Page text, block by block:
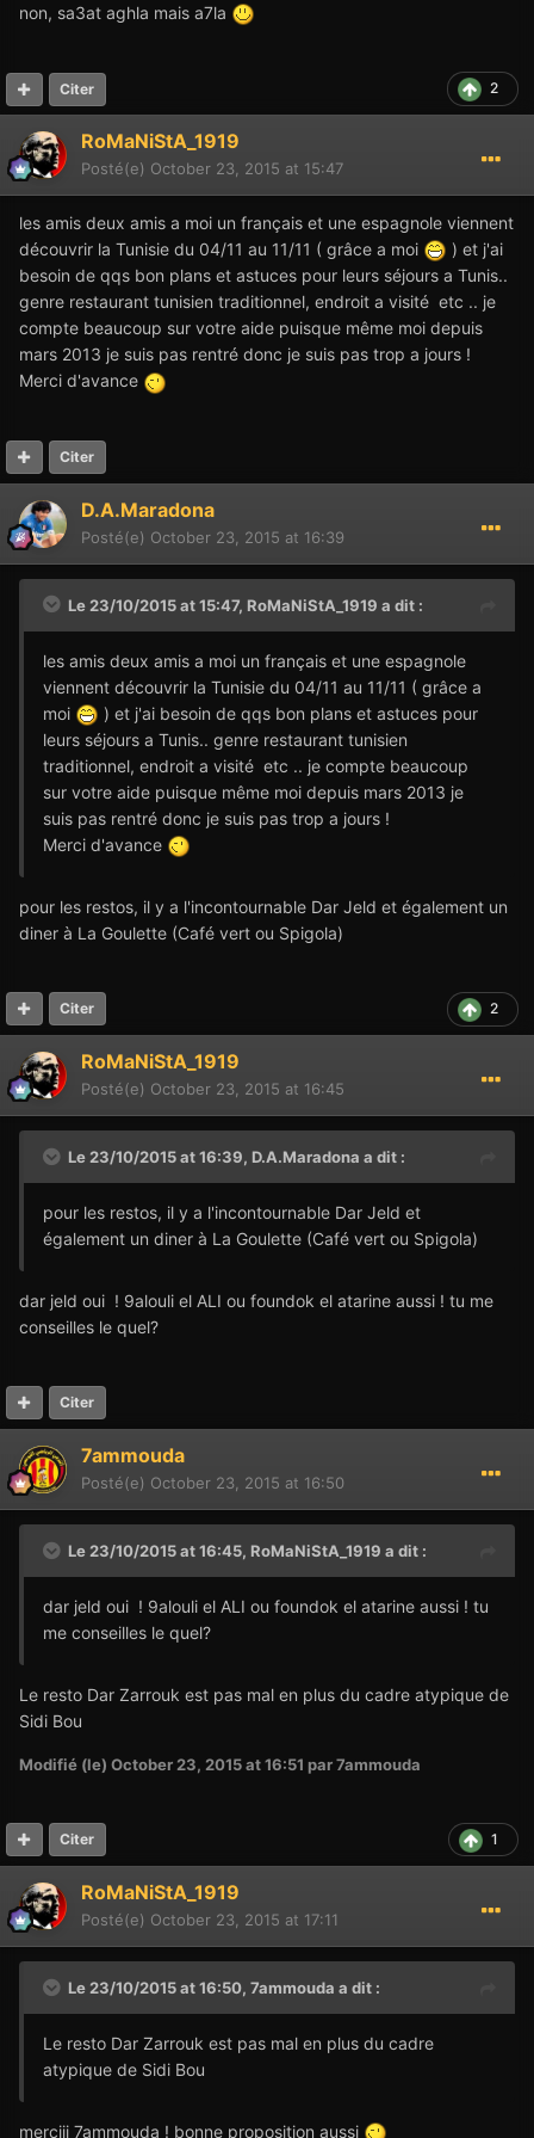
non, sa3at aghla mais a7la
2
Citer
RoMaNiStA_1919
Posté(e) October 23, 2015 at 15:47
les amis deux amis a moi un français et une espagnole viennent
découvrir la Tunisie du 04/11 au 11/11 ( grâce a moi
) et j'ai
besoin de qqs bon plans et astuces pour leurs séjours a Tunis..
genre restaurant tunisien traditionnel, endroit a visité etc .. je
compte beaucoup sur votre aide puisque même moi depuis
mars 2013 je suis pas rentré donc je suis pas trop a jours !
Merci d'avance
Citer
D.A.Maradona
Posté(e) October 23, 2015 at 16:39
Le 23/10/2015 at 15:47, RoMaNiStA_1919 a dit :
les amis deux amis a moi un français et une espagnole
viennent découvrir la Tunisie du 04/11 au 11/11 ( grâce a
moi
) et j'ai besoin de qqs bon plans et astuces pour
leurs séjours a Tunis.. genre restaurant tunisien
traditionnel, endroit a visité etc .. je compte beaucoup
sur votre aide puisque même moi depuis mars 2013 je
suis pas rentré donc je suis pas trop a jours !
Merci d'avance
pour les restos, il y a l'incontournable Dar Jeld et également un
diner à La Goulette (Café vert ou Spigola)
2
Citer
RoMaNiStA_1919
Posté(e) October 23, 2015 at 16:45
Le 23/10/2015 at 16:39, D.A.Maradona a dit :
pour les restos, il y a l'incontournable Dar Jeld et
également un diner à La Goulette (Café vert ou Spigola)
dar jeld oui ! 9alouli el ALI ou foundok el atarine aussi ! tu me
conseilles le quel?
Citer
7ammouda
Posté(e) October 23, 2015 at 16:50
Le 23/10/2015 at 16:45, RoMaNiStA_1919 a dit :
dar jeld oui ! 9alouli el ALI ou foundok el atarine aussi ! tu
me conseilles le quel?
Le resto Dar Zarrouk est pas mal en plus du cadre atypique de
Sidi Bou
Modifié (le) October 23, 2015 at 16:51 par 7ammouda
1
Citer
RoMaNiStA_1919
Posté(e) October 23, 2015 at 17:11
Le 23/10/2015 at 16:50, 7ammouda a dit :
Le resto Dar Zarrouk est pas mal en plus du cadre
atypique de Sidi Bou
merciii 7ammouda ! bonne proposition aussi